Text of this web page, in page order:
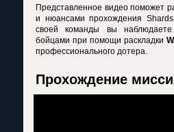
Представленное видео поможет
и нюансами прохождения
своей команды вы
бойцами при помощи раскладки
профессионального дотера.
Прохождение